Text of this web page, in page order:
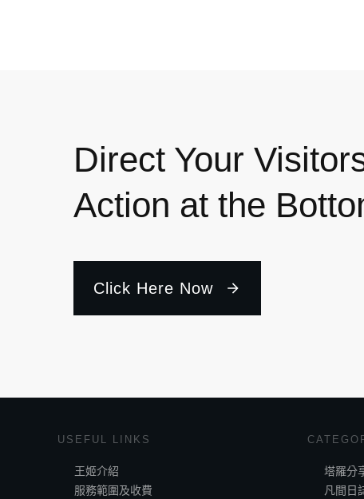
Direct Your
Action at the
Click Here Now
USEFUL LINKS
王姬介紹
服務範圍及收費
塔羅分
凡間日